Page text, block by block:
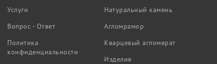
Услуги
Вопрос - Ответ
Политика
конфиденциальности
Натуральный камень
Агломрамор
Кварцевый агломерат
Изделия